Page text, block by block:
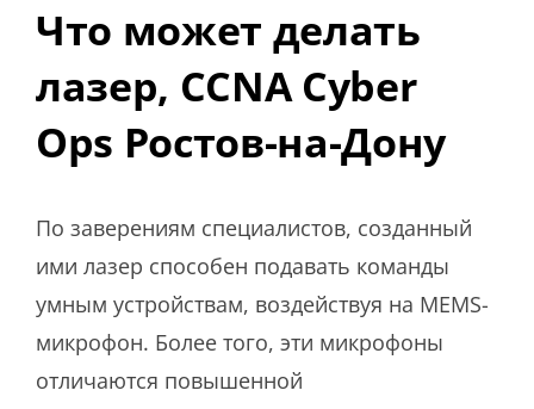
Что может делать
лазер, CCNA Cyber
Ops Ростов-на-Дону
По заверениям специалистов, созданный
ими лазер способен подавать команды
умным устройствам, воздействуя на MEMS-
микрофон. Более того, эти микрофоны
отличаются повышенной